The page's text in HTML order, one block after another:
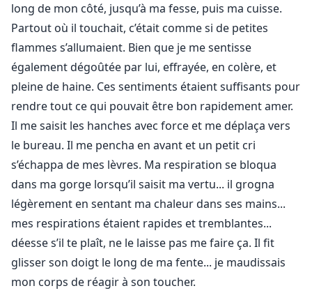
long de mon côté, jusqu’à ma fesse, puis ma cuisse.
Partout où il touchait, c’était comme si de petites
flammes s’allumaient. Bien que je me sentisse
également dégoûtée par lui, effrayée, en colère, et
pleine de haine. Ces sentiments étaient suffisants pour
rendre tout ce qui pouvait être bon rapidement amer.
Il me saisit les hanches avec force et me déplaça vers
le bureau. Il me pencha en avant et un petit cri
s’échappa de mes lèvres. Ma respiration se bloqua
dans ma gorge lorsqu’il saisit ma vertu... il grogna
légèrement en sentant ma chaleur dans ses mains...
mes respirations étaient rapides et tremblantes...
déesse s’il te plaît, ne le laisse pas me faire ça. Il fit
glisser son doigt le long de ma fente... je maudissais
mon corps de réagir à son toucher.